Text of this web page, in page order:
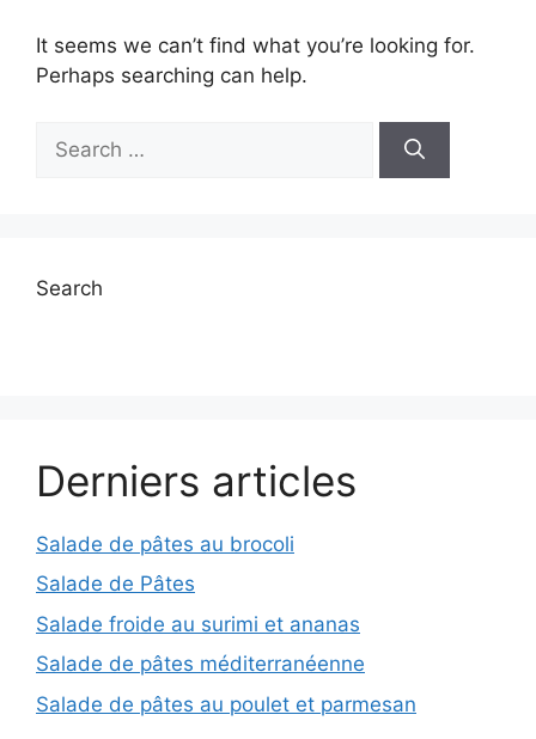
It seems we can’t find what you’re looking for.
Perhaps searching can help.
for:
Search
Derniers articles
Salade de pâtes au brocoli
Salade de Pâtes
Salade froide au surimi et ananas
Salade de pâtes méditerranéenne
Salade de pâtes au poulet et parmesan